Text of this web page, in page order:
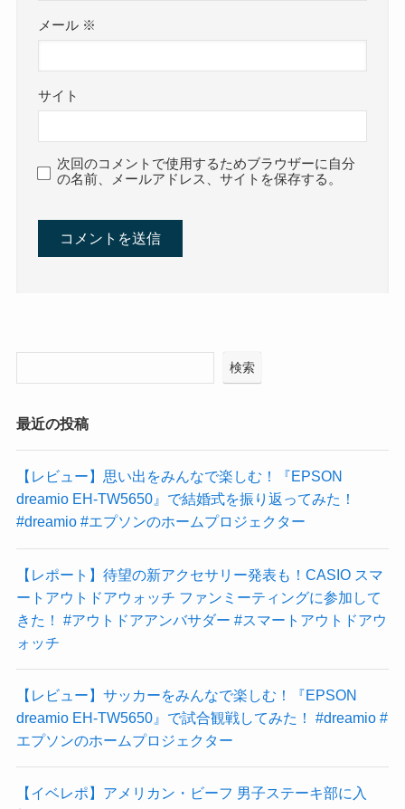
メール ※
サイト
次回のコメントで使用するためブラウザーに自分
の名前、メールアドレス、サイトを保存する。
検索
最近の投稿
【レビュー】思い出をみんなで楽しむ！『EPSON
dreamio EH-TW5650』で結婚式を振り返ってみた！
#dreamio #エプソンのホームプロジェクター
【レポート】待望の新アクセサリー発表も！CASIO スマ
ートアウトドアウォッチ ファンミーティングに参加して
きた！ #アウトドアアンバサダー #スマートアウトドアウ
ォッチ
【レビュー】サッカーをみんなで楽しむ！『EPSON
dreamio EH-TW5650』で試合観戦してみた！ #dreamio #
エプソンのホームプロジェクター
【イベレポ】アメリカン・ビーフ 男子ステーキ部に入